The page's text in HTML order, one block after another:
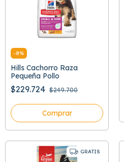
-8%
Hills Cachorro Raza
Pequeña Pollo
$229.724 $249.700
Comprar
GRATIS